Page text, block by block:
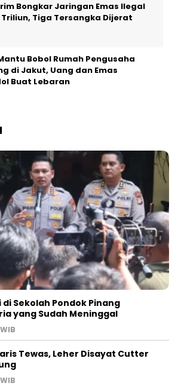
Bongkar Jaringan Emas Ilegal
Triliun, Tiga Tersangka Dijerat
Bobol Rumah Pengusaha
di Jakut, Uang dan Emas
Buat Lebaran
Sekolah Pondok Pinang
yang Sudah Meninggal
Tewas, Leher Disayat Cutter